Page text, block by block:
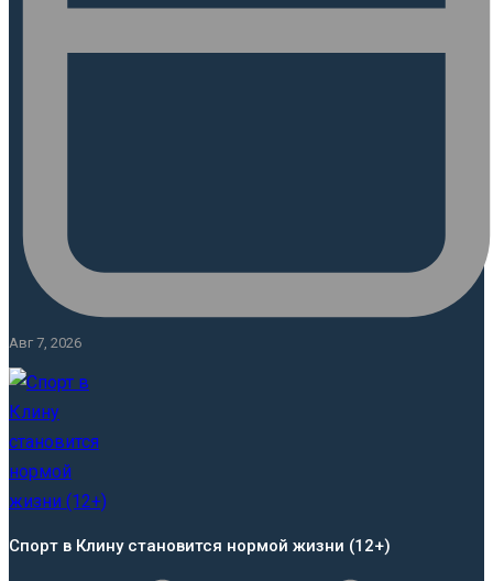
Авг 7, 2026
Спорт в Клину становится нормой жизни (12+)